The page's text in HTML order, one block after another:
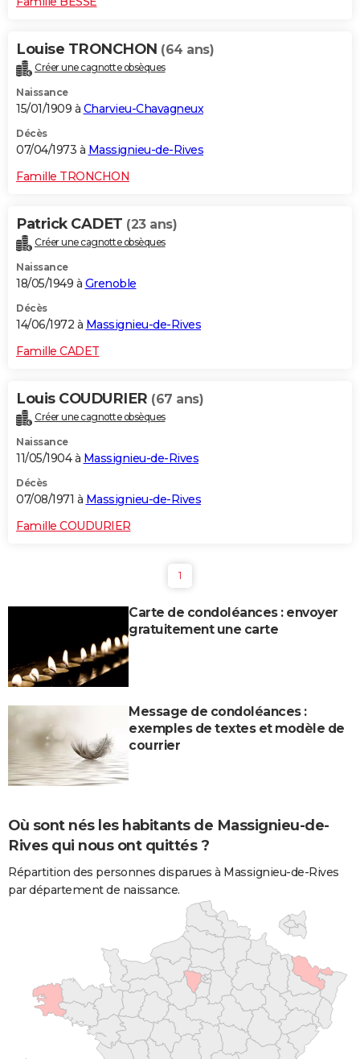
Louise TRONCHON (64 ans)
Créer une cagnotte obsèques
Naissance
15/01/1909 à Charvieu-Chavagneux
Décès
07/04/1973 à Massignieu-de-Rives
Famille TRONCHON
Patrick CADET (23 ans)
Créer une cagnotte obsèques
Naissance
18/05/1949 à Grenoble
Décès
14/06/1972 à Massignieu-de-Rives
Famille CADET
Louis COUDURIER (67 ans)
Créer une cagnotte obsèques
Naissance
11/05/1904 à Massignieu-de-Rives
Décès
07/08/1971 à Massignieu-de-Rives
Famille COUDURIER
1
Carte de condoléances : envoyer
gratuitement une carte
Message de condoléances :
exemples de textes et modèle de
courrier
Où sont nés les habitants de Massignieu-de-
Rives qui nous ont quittés ?
Répartition des personnes disparues à Massignieu-de-Rives
par département de naissance.